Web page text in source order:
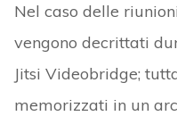
Nel caso delle
vengono decrittati
Jitsi Videobridge;
memorizzati in un